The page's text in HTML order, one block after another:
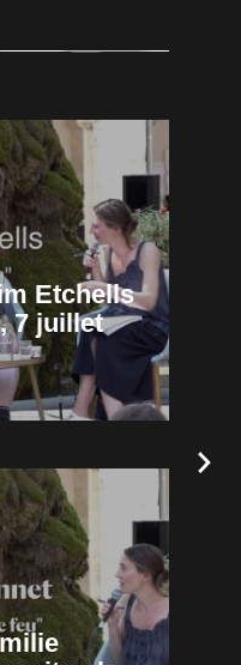
Etchells
7 juillet